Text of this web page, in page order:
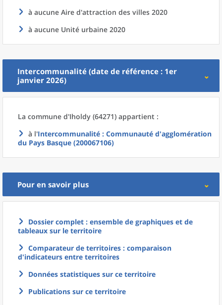
à aucune Aire d'attraction des villes 2020
à aucune Unité urbaine 2020
Intercommunalité (date de référence : 1er
janvier 2026)
La commune d'Iholdy (64271) appartient :
à l'Intercommunalité : Communauté d'agglomération
du Pays Basque (200067106)
Pour en savoir plus
Dossier complet : ensemble de graphiques et de
tableaux sur le territoire
Comparateur de territoires : comparaison
d'indicateurs entre territoires
Données statistiques sur ce territoire
Publications sur ce territoire